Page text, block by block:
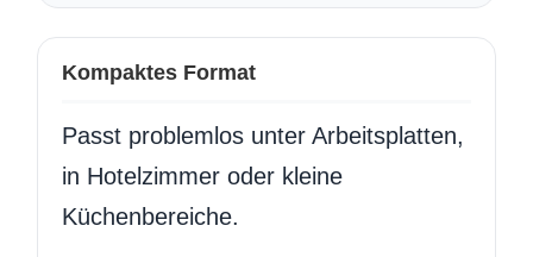
Kompaktes Format
Passt problemlos unter Arbeitsplatten,
in Hotelzimmer oder kleine
Küchenbereiche.